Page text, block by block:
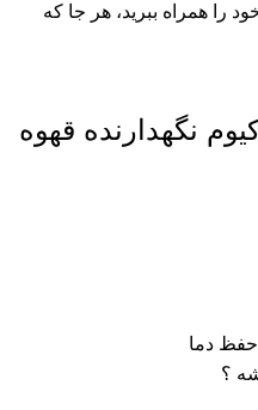
را همراه ببرید، هر جا که
نگهدارنده قهوه
حفظ دما
؟